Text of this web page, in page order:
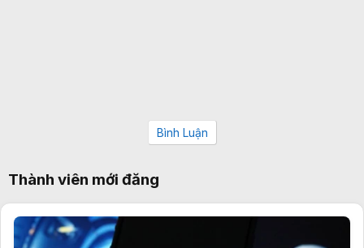
Bình Luận
Thành viên mới đăng